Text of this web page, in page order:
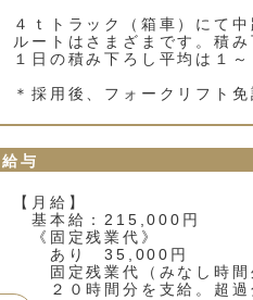
４ｔトラック（箱車）にて
ルートはさまざまです。積
１日の積み下ろし平均は１
＊採用後、フォークリフト
給与
【月給】
基本給：215,000円
《固定残業代》
あり 35,000円
固定残業代（みなし時間
２０時間分を支給。超過